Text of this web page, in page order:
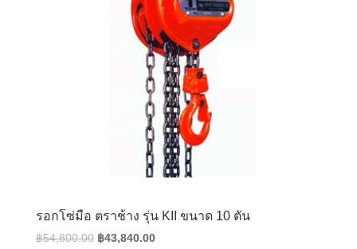
รอกโซ่มือ ตราช้าง รุ่น KII ขนาด 10 ตัน
฿54,800.00 Original
฿43,840.00Current